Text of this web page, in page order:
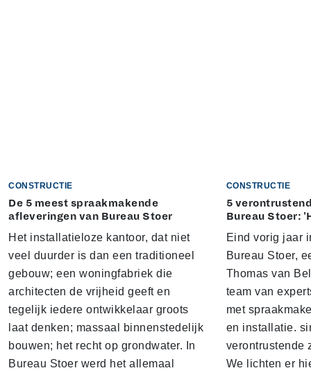
CONSTRUCTIE
De 5 meest spraakmakende
afleveringen van Bureau Stoer
Het installatieloze kantoor, dat niet
veel duurder is dan een traditioneel
gebouw; een woningfabriek die
architecten de vrijheid geeft en
tegelijk iedere ontwikkelaar groots
laat denken; massaal binnenstedelijk
bouwen; het recht op grondwater. In
Bureau Stoer werd het allemaal
CONSTRUCTIE
5
Bureau Stoer:
Eind vorig jaar
Bureau Stoer,
Thomas van
team van
met
en installatie.
verontrustende
We lichten er